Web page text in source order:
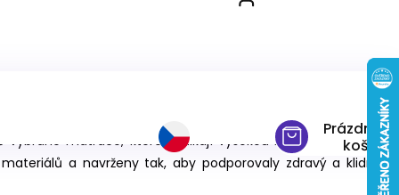
Prázdný
košík
matrace, které vynikají vysokou kvalitou, dlouhou
a navrženy tak, aby podporovaly zdravý a klidný